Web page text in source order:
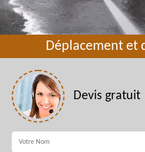
Déplacement et
Devis gratuit